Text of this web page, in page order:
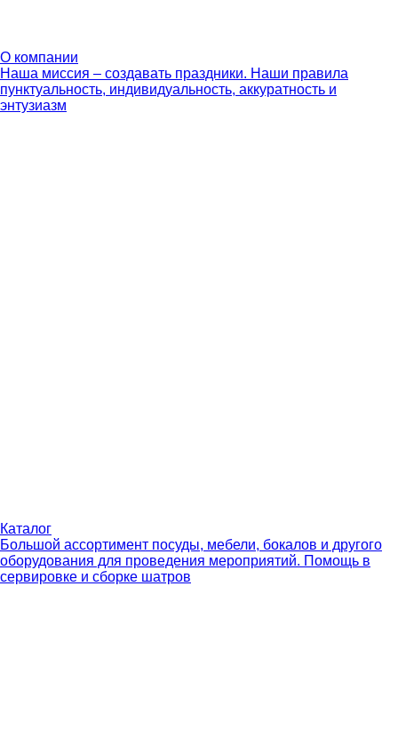
О компании
Наша миссия – создавать праздники. Наши правила
пунктуальность, индивидуальность, аккуратность и
энтузиазм
Каталог
Большой ассортимент посуды, мебели, бокалов и другого
оборудования для проведения мероприятий. Помощь в
сервировке и сборке шатров